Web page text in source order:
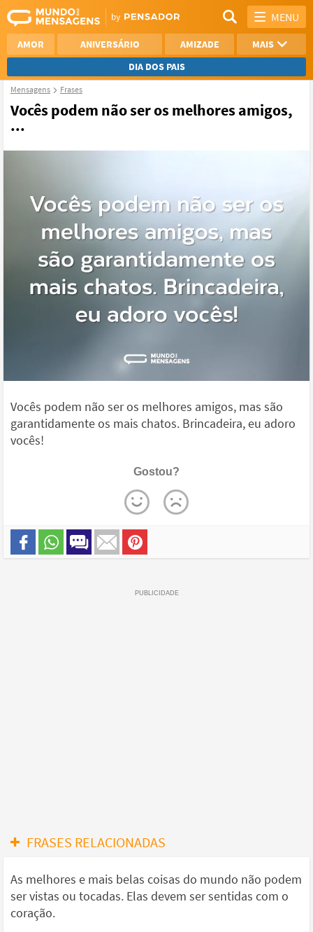
MENU
AMOR ANIVERSÁRIO AMIZADE
MAIS
DIA DOS PAIS
REFLEXÃO
AGRADECIMENTO
Mensagens Frases
Vocês podem não ser os melhores amigos,
...
Vocês podem não ser os melhores amigos, mas são
garantidamente os mais chatos. Brincadeira, eu adoro
vocês!
Gostou?
FRASES RELACIONADAS
As melhores e mais belas coisas do mundo não podem
ser vistas ou tocadas. Elas devem ser sentidas com o
coração.